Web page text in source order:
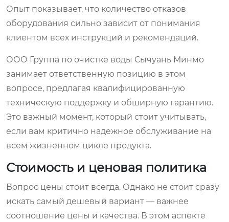
Опыт показывает, что количество отказов
оборудования сильно зависит от понимания
клиентом всех инструкций и рекомендаций.
ООО Группа по очистке воды Сычуань Минмо
занимает ответственную позицию в этом
вопросе, предлагая квалифицированную
техническую поддержку и обширную гарантию.
Это важный момент, который стоит учитывать,
если вам критично надежное обслуживание на
всем жизненном цикле продукта.
Стоимость и ценовая политика
Вопрос цены стоит всегда. Однако не стоит сразу
искать самый дешевый вариант — важнее
соотношение цены и качества. В этом аспекте